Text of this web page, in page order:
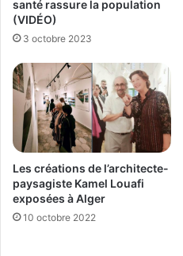
santé rassure la population
(VIDÉO)
3 octobre 2023
Les créations de l’architecte-
paysagiste Kamel Louafi
exposées à Alger
10 octobre 2022